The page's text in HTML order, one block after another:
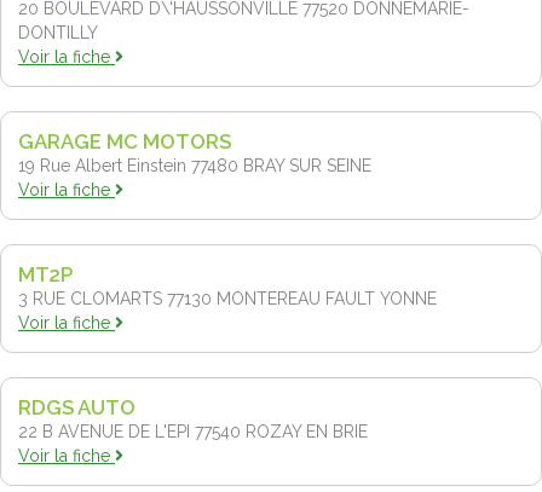
20 BOULEVARD D\'HAUSSONVILLE 77520 DONNEMARIE-
DONTILLY
Voir la fiche
GARAGE MC MOTORS
19 Rue Albert Einstein 77480 BRAY SUR SEINE
Voir la fiche
MT2P
3 RUE CLOMARTS 77130 MONTEREAU FAULT YONNE
Voir la fiche
RDGS AUTO
22 B AVENUE DE L'EPI 77540 ROZAY EN BRIE
Voir la fiche